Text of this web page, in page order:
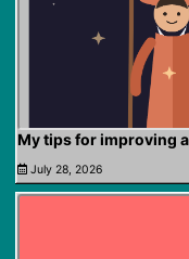
My tips for improving
July 28, 2026